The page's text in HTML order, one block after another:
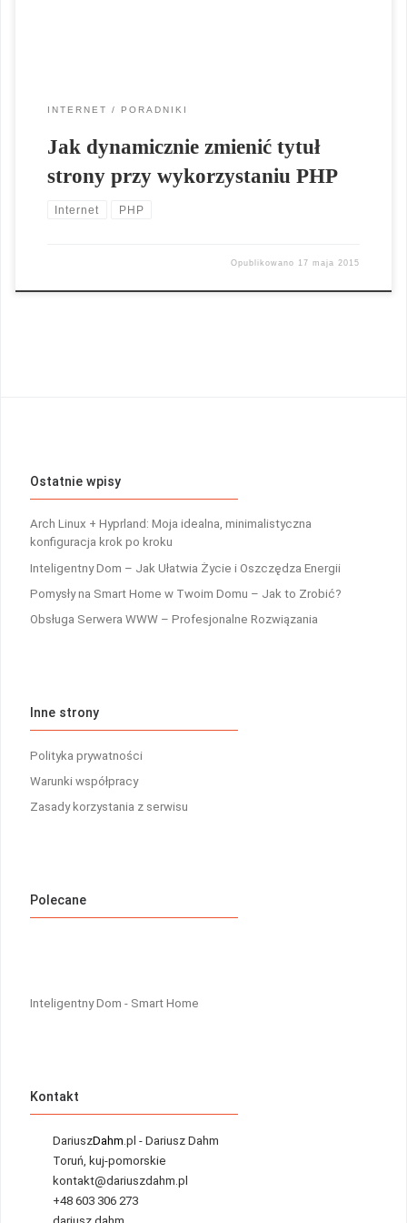
INTERNET PORADNIKI
Jak dynamicznie zmienić tytuł
strony przy wykorzystaniu PHP
Internet PHP
Opublikowano 17 maja 2015
Ostatnie wpisy
Arch Linux + Hyprland: Moja idealna, minimalistyczna
konfiguracja krok po kroku
Inteligentny Dom – Jak Ułatwia Życie i Oszczędza Energii
Pomysły na Smart Home w Twoim Domu – Jak to Zrobić?
Obsługa Serwera WWW – Profesjonalne Rozwiązania
Inne strony
Polityka prywatności
Warunki współpracy
Zasady korzystania z serwisu
Polecane
Inteligentny Dom - Smart Home
Kontakt
DariuszDahm .pl - Dariusz Dahm
Toruń, kuj-pomorskie
kontakt@dariuszdahm.pl
+48 603 306 273